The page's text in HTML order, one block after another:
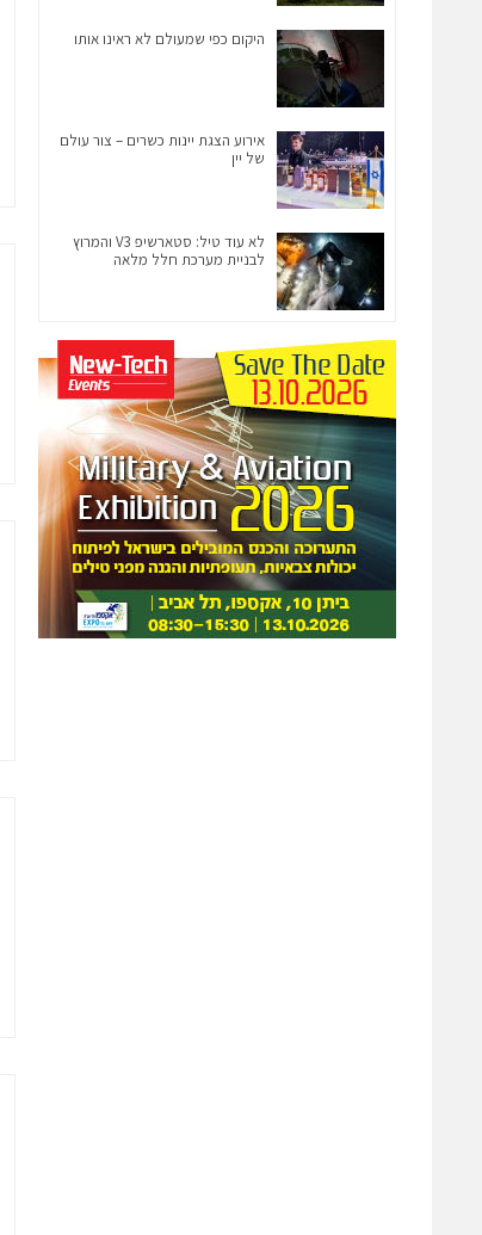
היקום כפי שמעולם לא ראינו אותו
אירוע הצגת יינות כשרים – צור עולם
של יין
לא עוד טיל: סטארשיפ V3 והמרוץ
לבניית מערכת חלל מלאה